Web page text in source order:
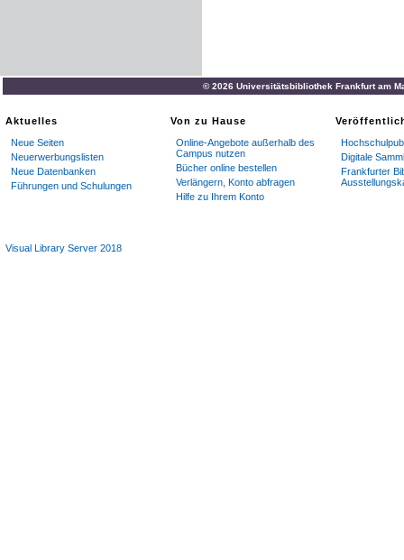
© 2026 Universitätsbibliothek Frankfurt am
Aktuelles
Neue Seiten
Neuerwerbungslisten
Neue Datenbanken
Führungen und Schulungen
Von zu Hause
Online-Angebote außerhalb des
Campus nutzen
Bücher online bestellen
Verlängern, Konto abfragen
Hilfe zu Ihrem Konto
Digitale
Frankfurter
Visual Library Server 2018